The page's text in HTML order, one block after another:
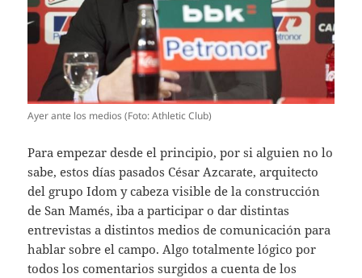
Ayer ante los medios (Foto: Athletic Club)
Para empezar desde el principio, por si alguien no lo
sabe, estos días pasados César Azcarate, arquitecto
del grupo Idom y cabeza visible de la construcción
de San Mamés, iba a participar o dar distintas
entrevistas a distintos medios de comunicación para
hablar sobre el campo. Algo totalmente lógico por
todos los comentarios surgidos a cuenta de los